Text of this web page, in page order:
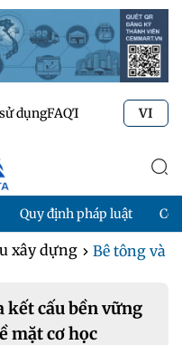
dụngFAQTư vấn kỹ thuật
VI
Quy định pháp luật
xây dựng Bê tông và
kết cấu bền vững
mặt cơ học